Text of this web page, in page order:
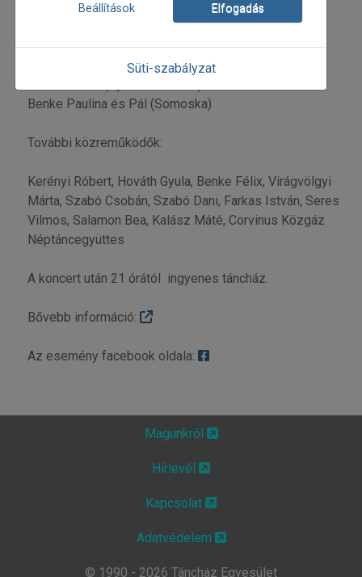
A koncerten közreműködő mesterek:
Hideg Anna (Ördöngösfüzes)
Benke Paulina és Pál (Somoska)
További közreműködők:
Kerényi Róbert, Hováth Gyula, Benke Félix, Virágvölgyi
Márta, Szabó Csobán, Szabó Dani, Farkas István, Seres
Vilmos, Salamon Bea, Kalász Máté, Corvinus Közgáz
Néptáncegyüttes
A koncert után 21 órától ingyenes táncház.
Bővebb információ:
Az esemény facebook oldala:
Beállítások Elfogadás
Süti-szabályzat
Magunkról
Hírlevél
Kapcsolat
Adatvédelem
© 1990 - 2026 Táncház Egyesület